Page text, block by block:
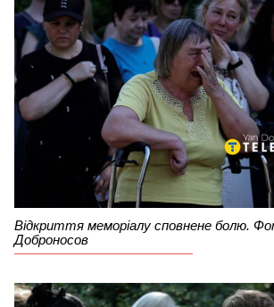
Відкриття меморіалу сповнене болю.
Доброносов